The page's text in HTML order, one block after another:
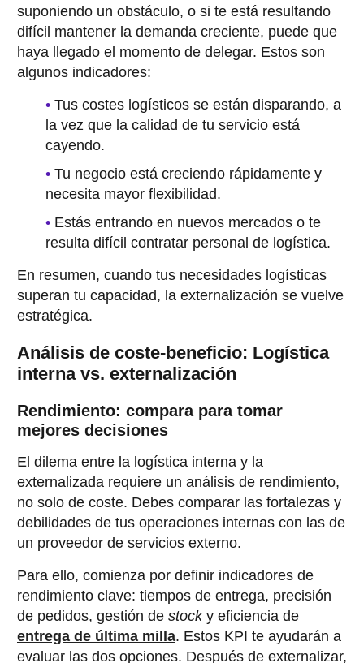
suponiendo un obstáculo, o si te está resultando
difícil mantener la demanda creciente, puede que
haya llegado el momento de delegar. Estos son
algunos indicadores:
Tus costes logísticos se están disparando, a
la vez que la calidad de tu servicio está
cayendo.
Tu negocio está creciendo rápidamente y
necesita mayor flexibilidad.
Estás entrando en nuevos mercados o te
resulta difícil contratar personal de logística.
En resumen, cuando tus necesidades logísticas
superan tu capacidad, la externalización se vuelve
estratégica.
Análisis de coste-beneficio: Logística
interna vs. externalización
Rendimiento: compara para tomar
mejores decisiones
El dilema entre la logística interna y la
externalizada requiere un análisis de rendimiento,
no solo de coste. Debes comparar las fortalezas y
debilidades de tus operaciones internas con las de
un proveedor de servicios externo.
Para ello, comienza por definir indicadores de
rendimiento clave: tiempos de entrega, precisión
de pedidos, gestión de stocky eficiencia de
entrega de última milla. Estos KPI te ayudarán a
evaluar las dos opciones. Después de externalizar,